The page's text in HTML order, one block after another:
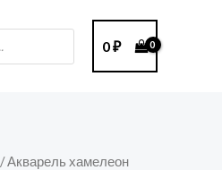
0₽
/ Акварель хамелеон